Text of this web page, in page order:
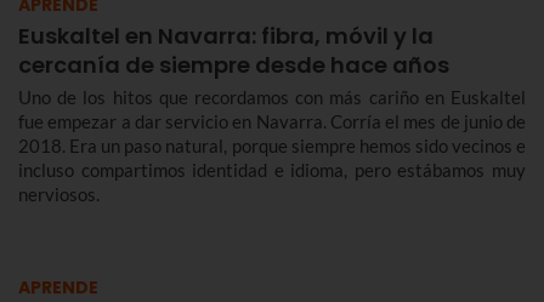
APRENDE
Euskaltel en Navarra: fibra, móvil y la
cercanía de siempre desde hace años
Uno de los hitos que recordamos con más cariño en Euskaltel
fue empezar a dar servicio en Navarra. Corría el mes de junio de
2018. Era un paso natural, porque siempre hemos sido vecinos e
incluso compartimos identidad e idioma, pero estábamos muy
nerviosos.
APRENDE